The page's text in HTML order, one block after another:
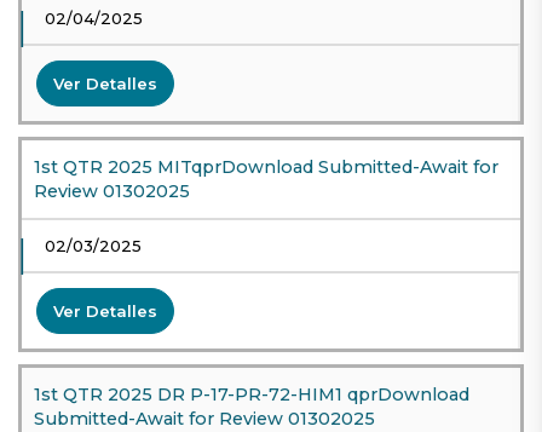
02/04/2025
Ver Detalles
1st QTR 2025 MITqprDownload Submitted-Await for
Review 01302025
02/03/2025
Ver Detalles
1st QTR 2025 DR P-17-PR-72-HIM1 qprDownload
Submitted-Await for Review 01302025